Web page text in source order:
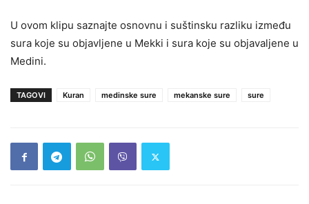
U ovom klipu saznajte osnovnu i suštinsku razliku između
sura koje su objavljene u Mekki i sura koje su objavaljene u
Medini.
TAGOVI Kuran medinske sure mekanske sure sure